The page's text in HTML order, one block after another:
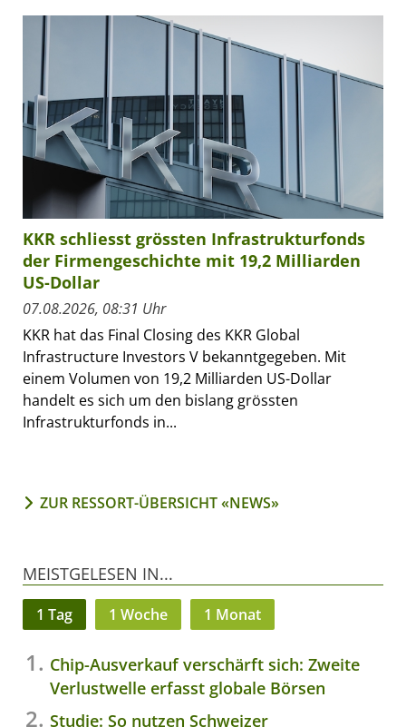
KKR schliesst grössten Infrastrukturfonds
der Firmengeschichte mit 19,2 Milliarden
US-Dollar
07.08.2026, 08:31 Uhr
KKR hat das Final Closing des KKR Global
Infrastructure Investors V bekanntgegeben. Mit
einem Volumen von 19,2 Milliarden US-Dollar
handelt es sich um den bislang grössten
Infrastrukturfonds in...
ZUR RESSORT-ÜBERSICHT «NEWS»
MEISTGELESEN IN...
1 Tag 1 Woche 1 Monat
Chip-Ausverkauf verschärft sich: Zweite
Verlustwelle erfasst globale Börsen
Studie: So nutzen Schweizer